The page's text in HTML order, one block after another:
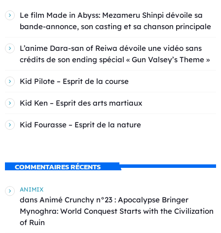
Le film Made in Abyss: Mezameru Shinpi dévoile sa
bande-annonce, son casting et sa chanson principale
L’anime Dara-san of Reiwa dévoile une vidéo sans
crédits de son ending spécial « Gun Valsey’s Theme »
Kid Pilote – Esprit de la course
Kid Ken – Esprit des arts martiaux
Kid Fourasse – Esprit de la nature
COMMENTAIRES RÉCENTS
ANIMIX
dans Animé Crunchy n°23 : Apocalypse Bringer
Mynoghra: World Conquest Starts with the Civilization
of Ruin